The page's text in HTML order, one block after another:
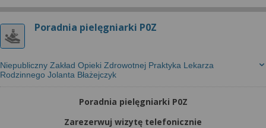
Poradnia pielęgniarki P0Z
Niepubliczny Zakład Opieki Zdrowotnej Praktyka Lekarza
Rodzinnego Jolanta Błażejczyk
Poradnia pielęgniarki P0Z
Zarezerwuj wizytę telefonicznie